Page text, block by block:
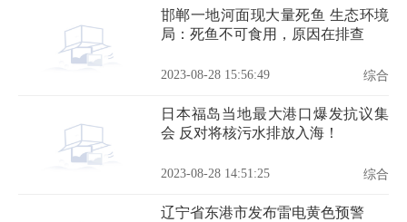
邯郸一地河面现大量死鱼 生态环境
局：死鱼不可食用，原因在排查
2023-08-28 15:56:49 综合
日本福岛当地最大港口爆发抗议集
会 反对将核污水排放入海！
2023-08-28 14:51:25 综合
辽宁省东港市发布雷电黄色预警